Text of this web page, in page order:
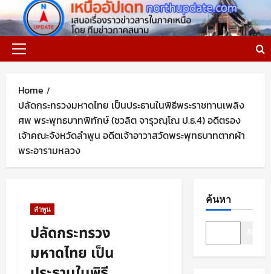
to
content
Primary
Home
ปลัดกระทรวงมหาดไทย เป็นประธานในพิธีพระราชทานเพลิง
ศพ พระพุทธบาทพิทักษ์ (ชวลิต จารุวณฺโณ ป.ธ.4) อดีตรอง
เจ้าคณะจังหวัดลำพูน อดีตเจ้าอาวาสวัดพระพุทธบาทตากผ้า
พระอารามหลวง
ลำพูน
ปลัดกระทรวง
มหาดไทย เป็น
ค้นหา